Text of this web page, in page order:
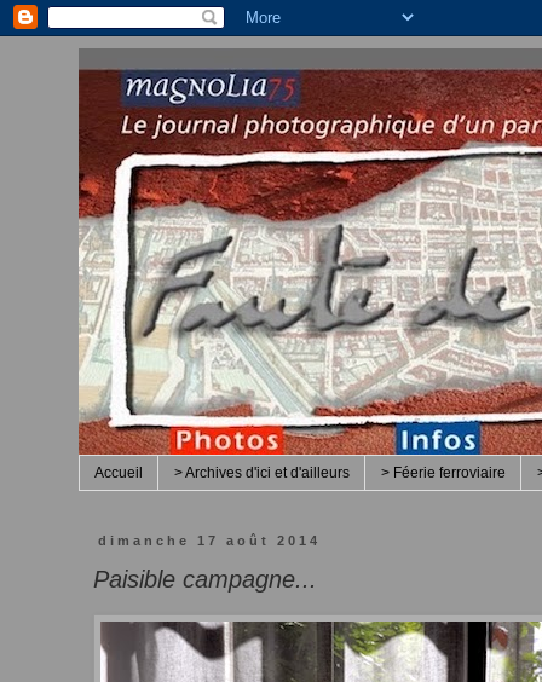
Accueil > Archives d'ici et d'ailleurs > Féerie ferroviaire
dimanche 17 août 2014
Paisible campagne...